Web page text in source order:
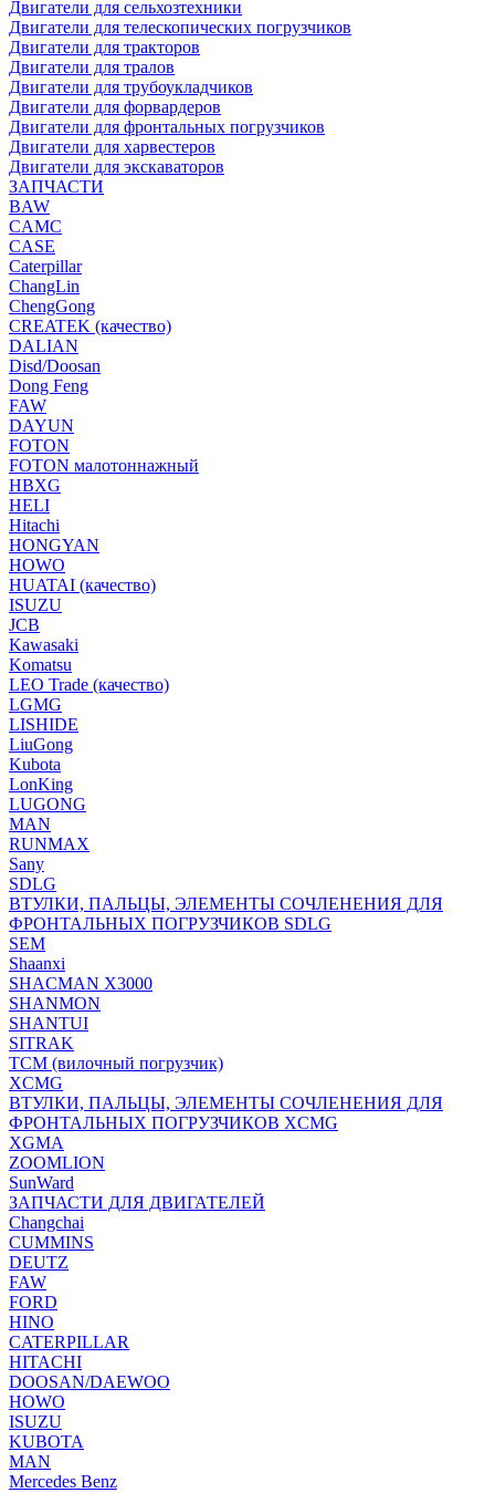
Двигатели для сельхозтехники
Двигатели для телескопических погрузчиков
Двигатели для тракторов
Двигатели для тралов
Двигатели для трубоукладчиков
Двигатели для форвардеров
Двигатели для фронтальных погрузчиков
Двигатели для харвестеров
Двигатели для экскаваторов
ЗАПЧАСТИ
BAW
CAMC
CASE
Caterpillar
ChangLin
ChengGong
CREATEK (качество)
DALIAN
Disd/Doosan
Dong Feng
FAW
DAYUN
FOTON
FOTON малотоннажный
HBXG
HELI
Hitachi
HONGYAN
HOWO
HUATAI (качество)
ISUZU
JCB
Kawasaki
Komatsu
LEO Trade (качество)
LGMG
LISHIDE
LiuGong
Kubota
LonKing
LUGONG
MAN
RUNMAX
Sany
SDLG
ВТУЛКИ, ПАЛЬЦЫ, ЭЛЕМЕНТЫ СОЧЛЕНЕНИЯ ДЛЯ
ФРОНТАЛЬНЫХ ПОГРУЗЧИКОВ SDLG
SEM
Shaanxi
SHACMAN X3000
SHANMON
SHANTUI
SITRAK
TCM (вилочный погрузчик)
XCMG
ВТУЛКИ, ПАЛЬЦЫ, ЭЛЕМЕНТЫ СОЧЛЕНЕНИЯ ДЛЯ
ФРОНТАЛЬНЫХ ПОГРУЗЧИКОВ XCMG
XGMA
ZOOMLION
SunWard
ЗАПЧАСТИ ДЛЯ ДВИГАТЕЛЕЙ
Changchai
CUMMINS
DEUTZ
FAW
FORD
HINO
CATERPILLAR
HITACHI
DOOSAN/DAEWOO
HOWO
ISUZU
KUBOTA
MAN
Mercedes Benz